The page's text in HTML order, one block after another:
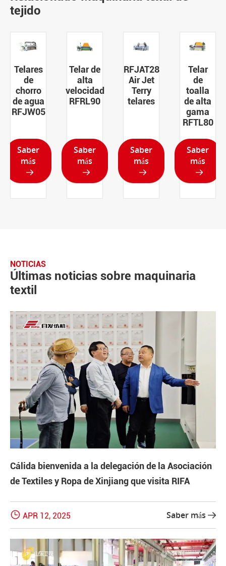
tejido
Telar de
alta
velocidad
RFRL90
Saber
más

RFJAT28
Air Jet
Terry
telares
Saber
más

Telar
de
toalla
de alta
Saber
más

Telar de
alta
velocidad
RFRL31
Saber
más

NOTICIAS
Últimas noticias sobre maquinaria
textil
Cálida bienvenida a la delegación de la Asociación
de Textiles y Ropa de Xinjiang que visita RIFA
 APR 12, 2025 Saber más 